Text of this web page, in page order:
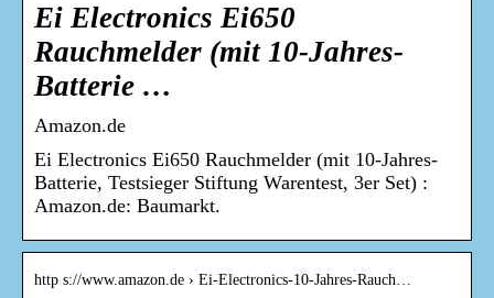
Ei Electronics Ei650
Rauchmelder (mit 10-Jahres-
Batterie …
Amazon.de
Ei Electronics Ei650 Rauchmelder (mit 10-Jahres-
Batterie, Testsieger Stiftung Warentest, 3er Set) :
Amazon.de: Baumarkt.
http s://www.amazon.de › Ei-Electronics-10-Jahres-Rauch…